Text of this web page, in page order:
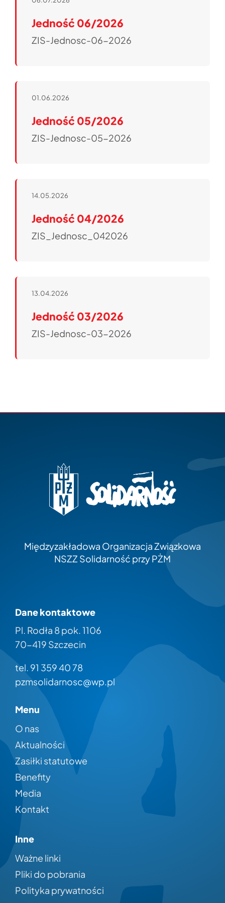
Ważne linki
Jedność 06/2026
ZIS-Jednosc-06-2026
01.06.2026
Jedność 05/2026
ZIS-Jednosc-05-2026
14.05.2026
Jedność 04/2026
ZIS_Jednosc_042026
13.04.2026
Jedność 03/2026
ZIS-Jednosc-03-2026
Międzyzakładowa Organizacja Związkowa
NSZZ Solidarność przy PŻM
Dane kontaktowe
Pl. Rodła 8 pok. 1106
70-419 Szczecin
tel. 91 359 40 78
pzmsolidarnosc@wp.pl
Menu
O nas
Aktualności
Zasiłki statutowe
Benefity
Media
Kontakt
Inne
Ważne linki
Pliki do pobrania
Polityka prywatności